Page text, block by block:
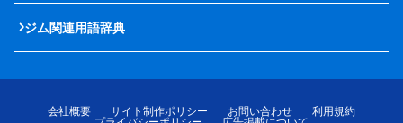
ジム関連用語辞典
会社概要 サイト制作ポリシー お問い合わせ
利用規約